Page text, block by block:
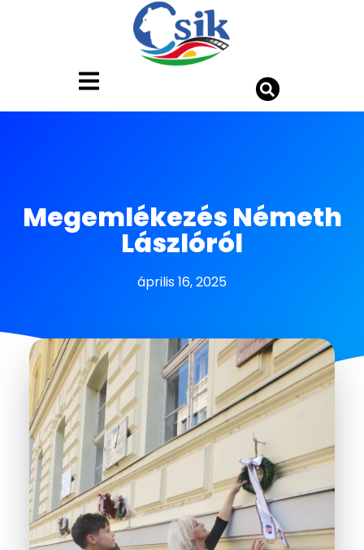
Megemlékezés Németh
Lászlóról
április 16, 2025